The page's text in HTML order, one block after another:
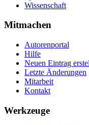
Wissenschaft
Mitmachen
Autorenportal
Hilfe
Neuen Eintrag
Letzte Änderungen
Mitarbeit
Kontakt
Werkzeuge